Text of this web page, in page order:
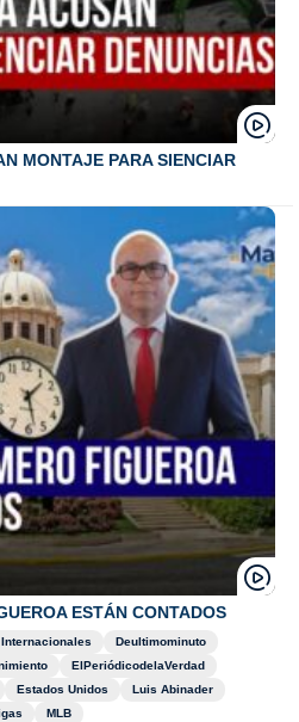
MONTAJE PARA SIENCIAR
ESTÁN CONTADOS
Internacionales
Deultimominuto
ElPeriódicodelaVerdad
Estados Unidos
Luis Abinader
MLB